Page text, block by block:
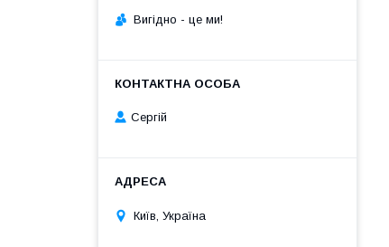
Вигiдно - це ми!
Сергій
Київ, Україна